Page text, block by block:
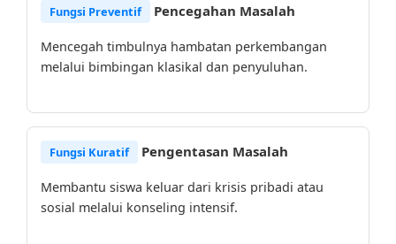
Fungsi Preventif Pencegahan Masalah
Mencegah timbulnya hambatan perkembangan
melalui bimbingan klasikal dan penyuluhan.
Fungsi Kuratif Pengentasan Masalah
Membantu siswa keluar dari krisis pribadi atau
sosial melalui konseling intensif.